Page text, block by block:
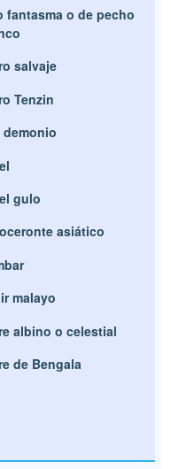
fantasma o de pecho
salvaje
Tenzin
demonio
gulo
asiático
malayo
albino o celestial
de Bengala